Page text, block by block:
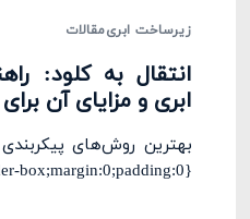
زیرساخت ابریمقالات
انتقال به کلود:
ابری و مزایای آن
{box-sizing:border-box;margin:0;padding:0;} body{...